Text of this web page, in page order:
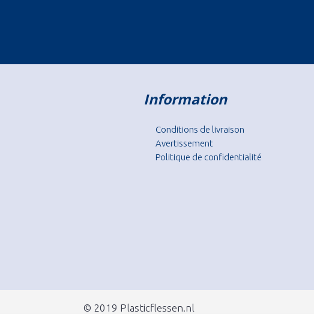
Information
Conditions de livraison
Avertissement
Politique de confidentialité
© 2019 Plasticflessen.nl